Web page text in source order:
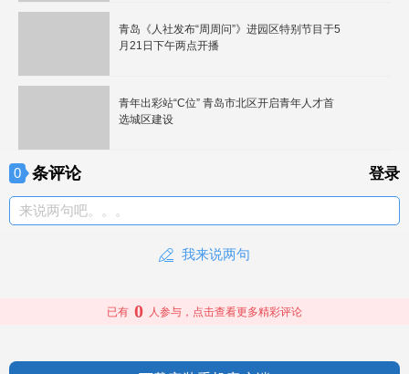
青岛《人社发布“周周问”》进园区特别节目于5
月21日下午两点开播
青年出彩站“C位” 青岛市北区开启青年人才首
选城区建设
0 条评论 登录
来说两句吧。。。
我来说两句
已有 0 人参与，点击查看更多精彩评论